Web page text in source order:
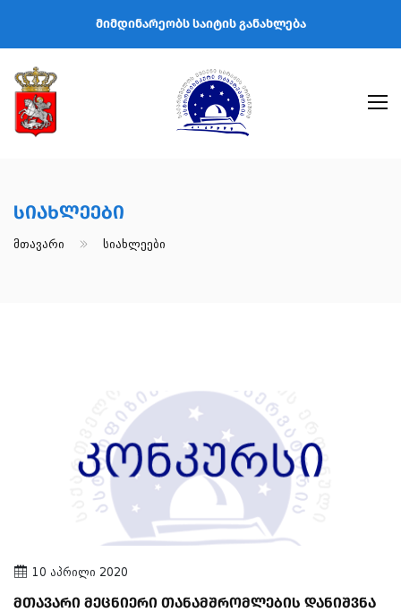
მიმდინარეობს საიტის განახლება
Სიახლეები
Მთავარი Სიახლეები
10 აპრილი 2020
მთავარი მეცნიერი თანამშრომლების დანიშვნა